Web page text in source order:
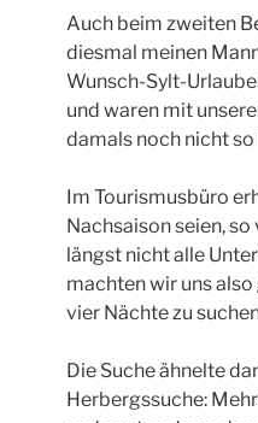
Auch beim zweiten
diesmal meinen
Wunsch-Sylt-
und waren mit
damals noch nicht so
Im Tourismusbüro
Nachsaison seien,
längst nicht alle
machten wir uns
vier Nächte zu
Die Suche ähnelte
Herbergssuche: